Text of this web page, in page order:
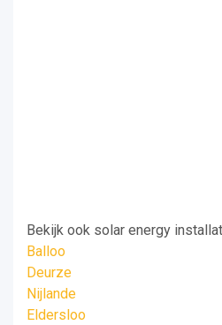
Bekijk ook solar energy
Balloo
Deurze
Nijlande
Eldersloo